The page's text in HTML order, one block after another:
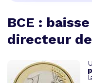
BCE :
directeur